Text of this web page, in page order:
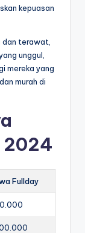
kepuasan
dan terawat,
unggul,
mereka yang
murah di
2024
Fullday